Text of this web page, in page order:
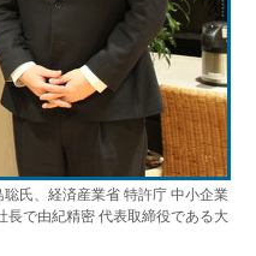
氏、経済産業省 特許庁 中小企業
長で由紀精密 代表取締役である大